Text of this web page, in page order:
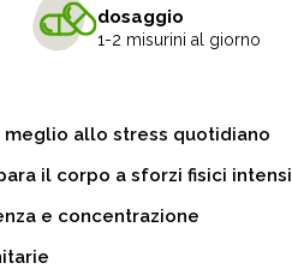
dosaggio
1-2 misurini al giorno
allo stress quotidiano
il corpo a sforzi fisici intensi
e concentrazione